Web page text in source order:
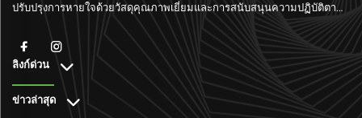
ปรับปรุงการหายใจด้วยวัสดุคุณภาพเยี่ยมและการสนับสนุนความปฏิบัติตาม
ลิงก์ด่วน
ข่าวล่าสุด